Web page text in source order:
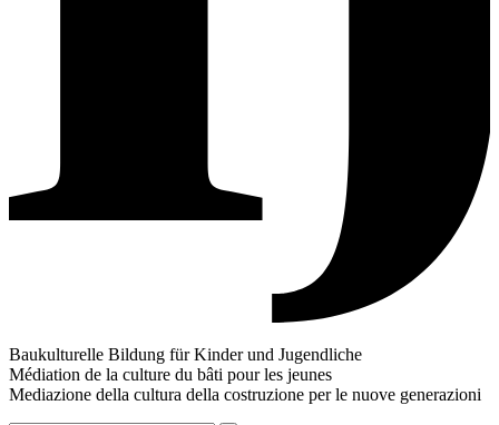
Baukulturelle Bildung für Kinder und Jugendliche
Médiation de la culture du bâti pour les jeunes
Mediazione della cultura della costruzione per le nuove generazioni